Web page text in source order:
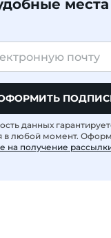
места
данных
в любой момент.
на получение